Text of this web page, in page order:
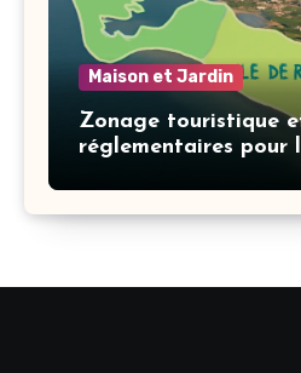
Maison et Jardin
Zonage touristique
réglementaires pour